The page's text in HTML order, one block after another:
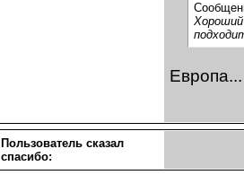
Пользователь сказал
cпасибо: